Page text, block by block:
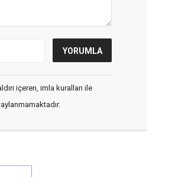
içeren, imla kuralları ile